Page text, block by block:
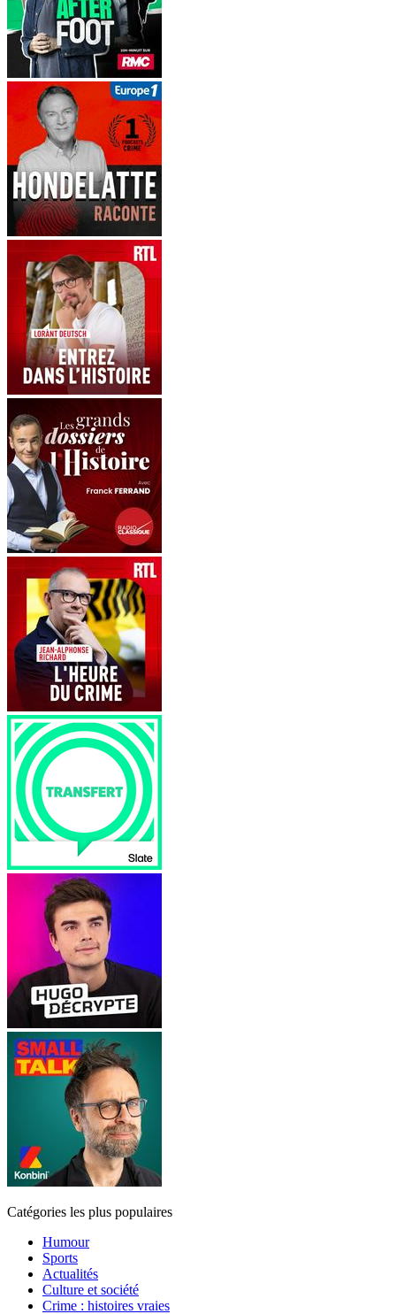
Catégories les plus populaires
Humour
Sports
Actualités
Culture et société
Crime : histoires vraies